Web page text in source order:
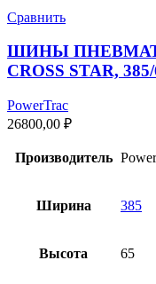
Сравнить
ШИНЫ
CROSS STAR,
PowerTrac
26800,00 ₽
Производитель
Ширина 385
Высота 65